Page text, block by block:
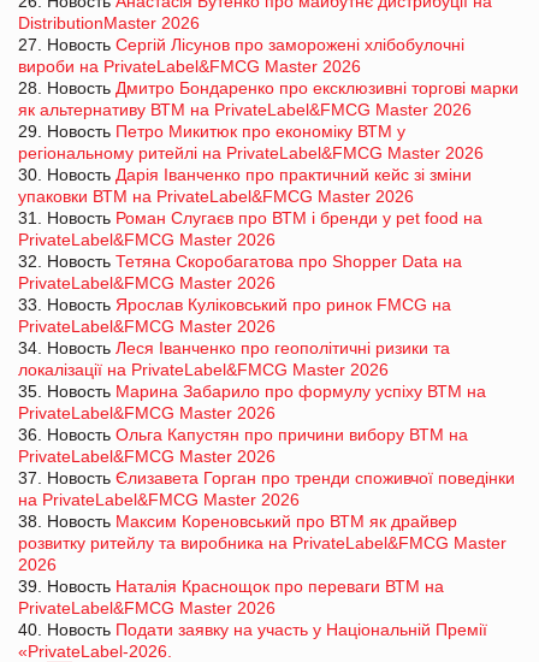
DistributionMaster 2026
27. Новость Сергій Лісунов про заморожені хлібобулочні
вироби на PrivateLabel&FMCG Master 2026
28. Новость Дмитро Бондаренко про ексклюзивні торгові марки
як альтернативу ВТМ на PrivateLabel&FMCG Master 2026
29. Новость Петро Микитюк про економіку ВТМ у
регіональному ритейлі на PrivateLabel&FMCG Master 2026
30. Новость Дарія Іванченко про практичний кейс зі зміни
упаковки ВТМ на PrivateLabel&FMCG Master 2026
31. Новость Роман Слугаєв про ВТМ і бренди у pet food на
PrivateLabel&FMCG Master 2026
32. Новость Тетяна Скоробагатова про Shopper Data на
PrivateLabel&FMCG Master 2026
33. Новость Ярослав Куліковський про ринок FMCG на
PrivateLabel&FMCG Master 2026
34. Новость Леся Іванченко про геополітичні ризики та
локалізації на PrivateLabel&FMCG Master 2026
35. Новость Марина Забарило про формулу успіху ВТМ на
PrivateLabel&FMCG Master 2026
36. Новость Ольга Капустян про причини вибору ВТМ на
PrivateLabel&FMCG Master 2026
37. Новость Єлизавета Горган про тренди споживчої поведінки
на PrivateLabel&FMCG Master 2026
38. Новость Максим Кореновський про ВТМ як драйвер
розвитку ритейлу та виробника на PrivateLabel&FMCG Master
2026
39. Новость Наталія Краснощок про переваги ВТМ на
PrivateLabel&FMCG Master 2026
40. Новость Подати заявку на участь у Національній Премії
«PrivateLabel-2026.